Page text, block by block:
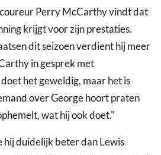
Perry McCarthy vindt dat
krijgt voor zijn prestaties.
dit seizoen verdient hij meer
in gesprek met
het geweldig, maar het is
over George hoort praten
wat hij ook doet."
duidelijk beter dan Lewis